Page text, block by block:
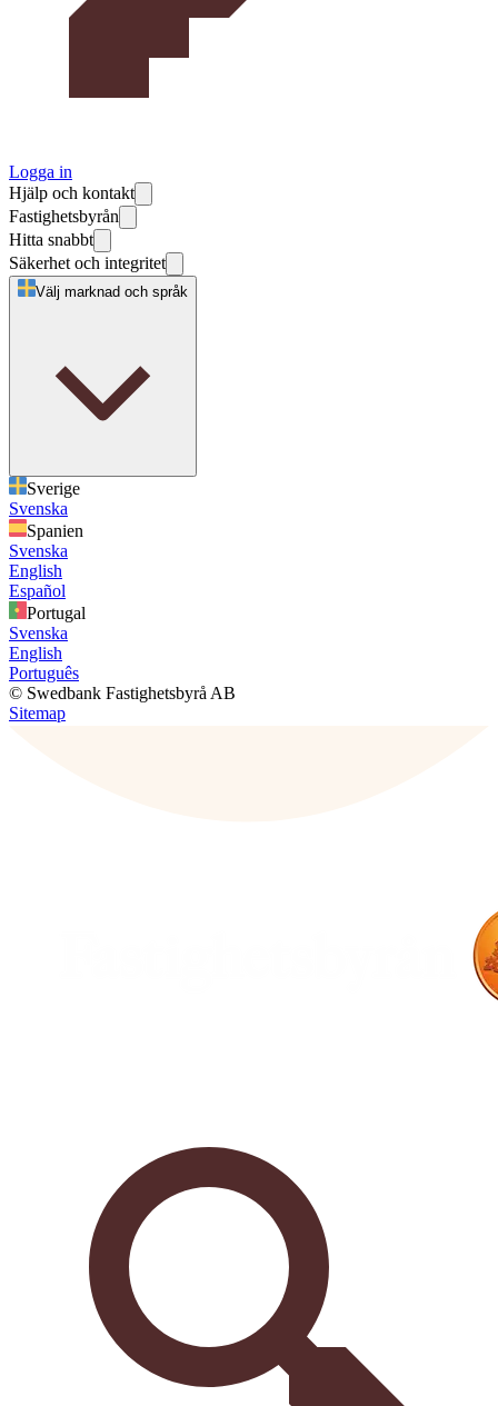
Logga in
Hjälp och kontakt
Fastighetsbyrån
Hitta snabbt
Säkerhet och integritet
Välj marknad och språk
Sverige
Svenska
Spanien
Svenska
English
Español
Portugal
Svenska
English
Português
© Swedbank Fastighetsbyrå AB
Sitemap